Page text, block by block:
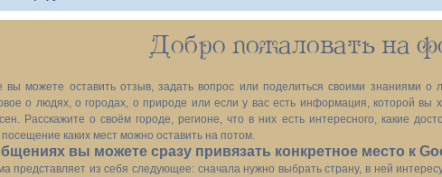
Добро пожаловать на
можете оставить отзыв, задать вопрос или поделиться своими знаниями
о людях, о городах, о природе или если у вас есть информация, которой
Расскажите о своём городе, регионе, что в них есть интересного, какие
каких мест можно оставить на потом.
вы можете сразу привязать конкретное место к
представляет из себя следующее: сначала нужно выбрать страну, в ней